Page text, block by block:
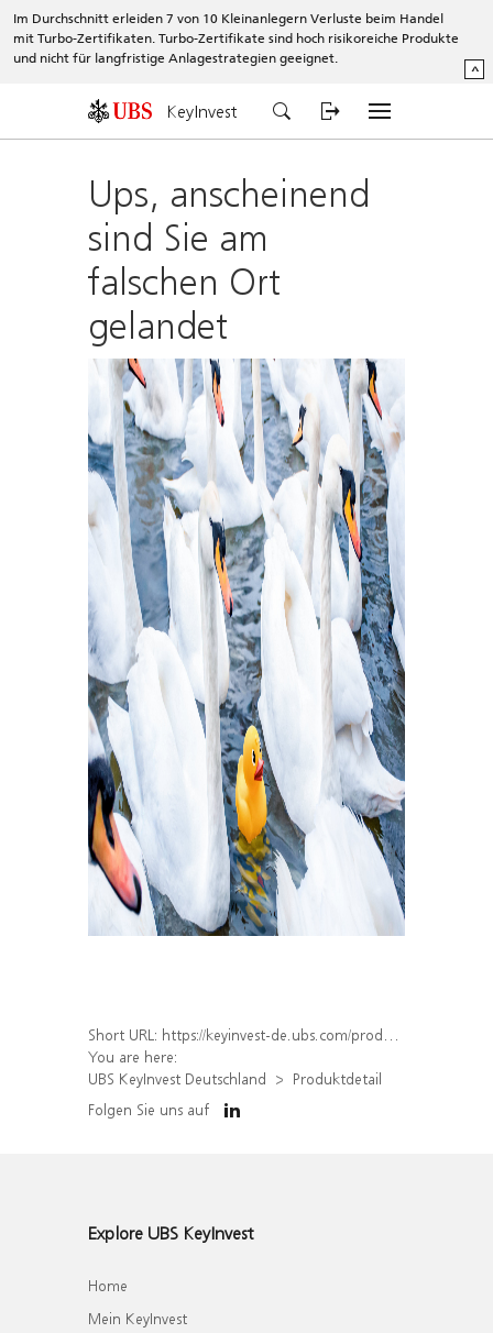
Im Durchschnitt erleiden 7 von 10 Kleinanlegern Verluste beim Handel
mit Turbo-Zertifikaten. Turbo-Zertifikate sind hoch risikoreiche Produkte
und nicht für langfristige Anlagestrategien geeignet.
^
KeyInvest
Ups, anscheinend
sind Sie am
falschen Ort
gelandet
Short URL: https://keyinvest-de.ubs.com/produkt/detail/index/isin/DE000UBS2K99
You are here:
UBS KeyInvest Deutschland
Produktdetail
Folgen Sie uns auf
Explore UBS KeyInvest
Home
Mein KeyInvest